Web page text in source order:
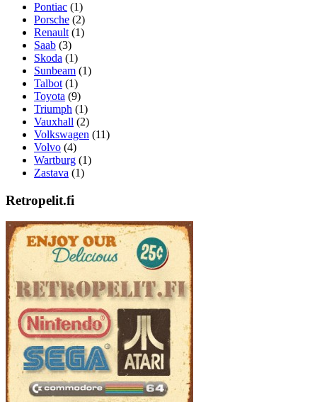
Pontiac (1)
Porsche (2)
Renault (1)
Saab (3)
Skoda (1)
Sunbeam (1)
Talbot (1)
Toyota (9)
Triumph (1)
Vauxhall (2)
Volkswagen (11)
Volvo (4)
Wartburg (1)
Zastava (1)
Retropelit.fi